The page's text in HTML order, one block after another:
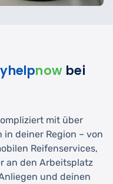
now bei
mit über
deiner Region – von
Reifenservices,
an den Arbeitsplatz
und deinen